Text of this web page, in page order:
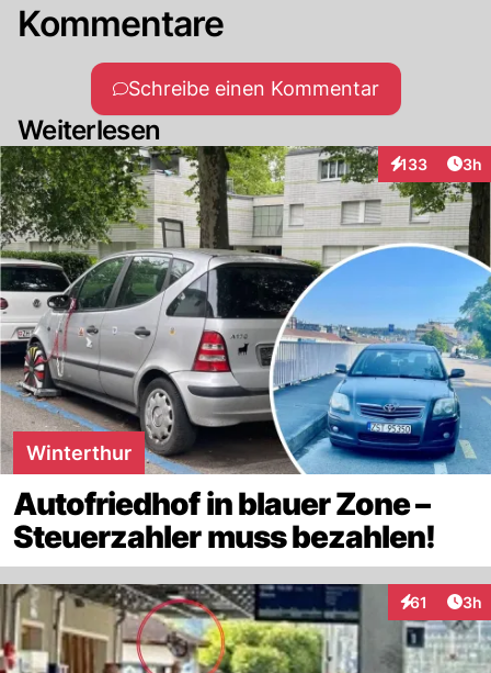
Kommentare
Schreibe einen Kommentar
Weiterlesen
133
Interaktionen
3h
Winterthur
Autofriedhof in blauer Zone –
Steuerzahler muss bezahlen!
61
Interaktionen
3h